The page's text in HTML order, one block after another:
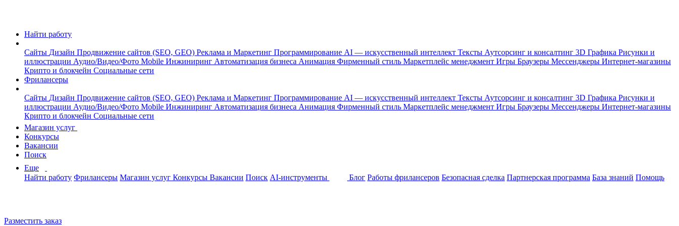
Найти работу
Сайты Дизайн Продвижение сайтов (SEO, GEO) Реклама и Маркетинг Программирование AI — искусственный интеллект Тексты Аутсорсинг и консалтинг 3D Графика Рисунки и
иллюстрации Аудио/Видео/Фото Mobile Инжиниринг Автоматизация бизнеса Анимация Фирменный стиль Маркетплейс менеджмент Игры Браузеры Мессенджеры Интернет-магазины
Крипто и блокчейн Социальные сети
Фрилансеры
Сайты Дизайн Продвижение сайтов (SEO, GEO) Реклама и Маркетинг Программирование AI — искусственный интеллект Тексты Аутсорсинг и консалтинг 3D Графика Рисунки и
иллюстрации Аудио/Видео/Фото Mobile Инжиниринг Автоматизация бизнеса Анимация Фирменный стиль Маркетплейс менеджмент Игры Браузеры Мессенджеры Интернет-магазины
Крипто и блокчейн Социальные сети
Магазин услуг
Конкурсы
Вакансии
Поиск
Еще
Найти работу Фрилансеры Магазин услуг Конкурсы Вакансии Поиск AI-инструменты Блог Работы фрилансеров Безопасная сделка Партнерская программа База знаний Помощь
Разместить заказ